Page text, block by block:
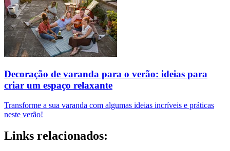
Decoração de varanda para o verão: ideias para
criar um espaço relaxante
Transforme a sua varanda com algumas ideias incríveis e práticas
neste verão!
Links relacionados: